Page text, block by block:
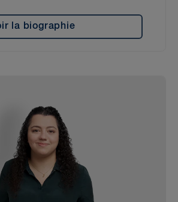
la biographie